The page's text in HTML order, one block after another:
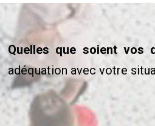
Quelles que soient vos
adéquation avec votre